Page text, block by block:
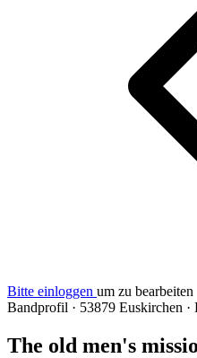
Bitte einloggen um zu bearbeiten
Bandprofil · 53879 Euskirchen ·
The old men's